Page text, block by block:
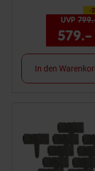
-
Sie Sparen
UVP
579.–
In den